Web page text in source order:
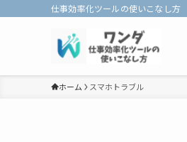
仕事効率化ツールの使いこなし方
ホーム スマホトラブル